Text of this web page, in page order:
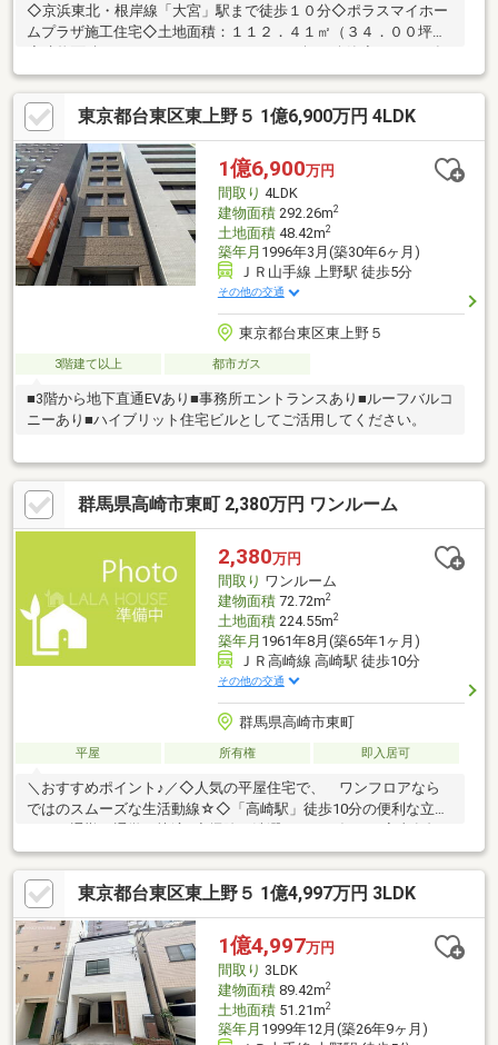
◇京浜東北・根岸線「大宮」駅まで徒歩１０分◇ポラスマイホー
ムプラザ施工住宅◇土地面積：１１２．４１㎡（３４．００坪）
◇建物面積：１０４．７４㎡（３１．６８坪）公簿◇２０２３年
２月築◇間取り：４ＬＤＫ〇【収納スペース】バックヤード（１
階）、ファミリークロゼット（２階）〇【オープンキッチン】リ
ビングダイニングが見渡せる対面キッチン〇【書斎】リビングに
つながる書斎はリモートワーク等にも活用できます。〇【インナ
ーバルコニー】屋根のついたインナーバルコニーがございます
東京都台東区東上野５ 1億6,900万円 4LDK
1億6,900万円
間取り 4LDK
建物面積292.26m2
土地面積48.42m2
築年月 1996年3月(築30年6ヶ月)
ＪＲ山手線 上野駅 徒歩5分
その他の交通
東京都台東区東上野５
3階建て以上 都市ガス
■3階から地下直通EVあり■事務所エントランスあり■ルーフバルコ
ニーあり■ハイブリット住宅ビルとしてご活用してください。
群馬県高崎市東町 2,380万円 ワンルーム
2,380万円
間取り ワンルーム
建物面積72.72m2
土地面積224.55m2
築年月 1961年8月(築65年1ヶ月)
ＪＲ高崎線 高崎駅 徒歩10分
その他の交通
群馬県高崎市東町
平屋 所有権 即入居可
＼おすすめポイント♪／◇人気の平屋住宅で、 ワンフロアなら
ではのスムーズな生活動線☆◇「高崎駅」徒歩10分の便利な立地
で、 通勤・通学も快適♪◇掃除や洗濯など、 毎日の家事負担
を軽減しやすい住空間☆◇国道354号へのアクセス良好◎
東京都台東区東上野５ 1億4,997万円 3LDK
1億4,997万円
間取り 3LDK
建物面積89.42m2
土地面積51.21m2
築年月 1999年12月(築26年9ヶ月)